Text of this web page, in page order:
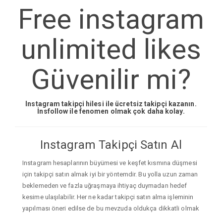
Free instagram
unlimited likes
Güvenilir mi?
Instagram takipçi hilesi ile ücretsiz takipçi kazanın.
İnsfollow ile fenomen olmak çok daha kolay.
Instagram Takipçi Satın Al
Instagram hesaplarının büyümesi ve keşfet kısmına düşmesi
için takipçi satın almak iyi bir yöntemdir. Bu yolla uzun zaman
beklemeden ve fazla uğraşmaya ihtiyaç duymadan hedef
kesime ulaşılabilir. Her ne kadar takipçi satın alma işleminin
yapılması öneri edilse de bu mevzuda oldukça dikkatli olmak